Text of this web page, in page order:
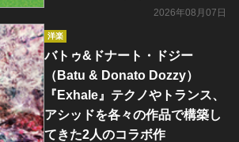
2026年08月07日
洋楽
バトゥ&ドナート・ドジー
（Batu & Donato Dozzy）
『Exhale』テクノやトランス、
アシッドを各々の作品で構築し
てきた2人のコラボ作